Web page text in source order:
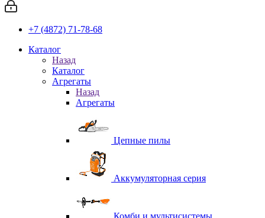
+7 (4872) 71-78-68
Каталог
Назад
Каталог
Агрегаты
Назад
Агрегаты
Цепные пилы
Аккумуляторная серия
Комби и мультисистемы